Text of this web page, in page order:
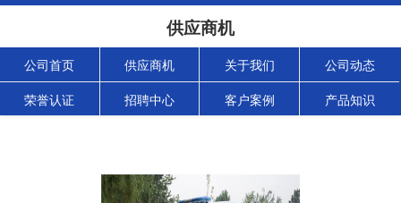
供应商机
公司首页 供应商机 关于我们 公司动态
荣誉认证 招聘中心 客户案例 产品知识